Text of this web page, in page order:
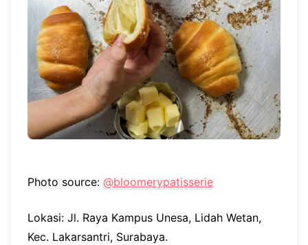
Photo source: @bloomerypatisserie
Lokasi: Jl. Raya Kampus Unesa, Lidah Wetan,
Kec. Lakarsantri, Surabaya.